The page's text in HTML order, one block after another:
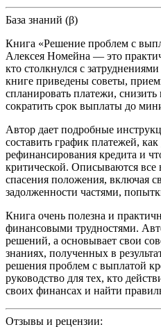
База знаний (β)
Книга «Решение проблем с
Алексея Номейна — это
кто столкнулся с
книге приведены советы,
спланировать платежи,
сократить срок выплаты до
Автор дает подробные
составить график платежей,
рефинансирования кредита и
критической. Описываются
спасения положения, включая
задолженности частями,
Книга очень полезна и
финансовыми трудностями.
решений, а основывает свои
знаниях, полученных в
решения проблем с выплатой
руководство для тех, кто
своих финансах и найти
Отзывы и рецензии: